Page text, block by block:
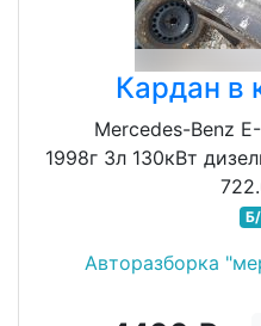
Кардан в
Mercedes-Benz
1998г 3л 130кВт
Авторазборка